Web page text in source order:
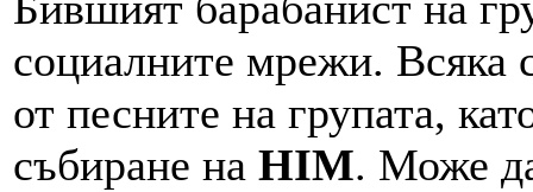
социалните мрежи. Всяка
от песните на групата,
събиране на HIM. Може